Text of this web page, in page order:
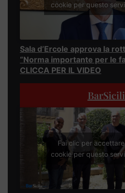
cookie per questo
Sala d’Ercole approva la
“Norma importante per le
CLICCA PER IL VIDEO
Fai clic per
cookie per questo